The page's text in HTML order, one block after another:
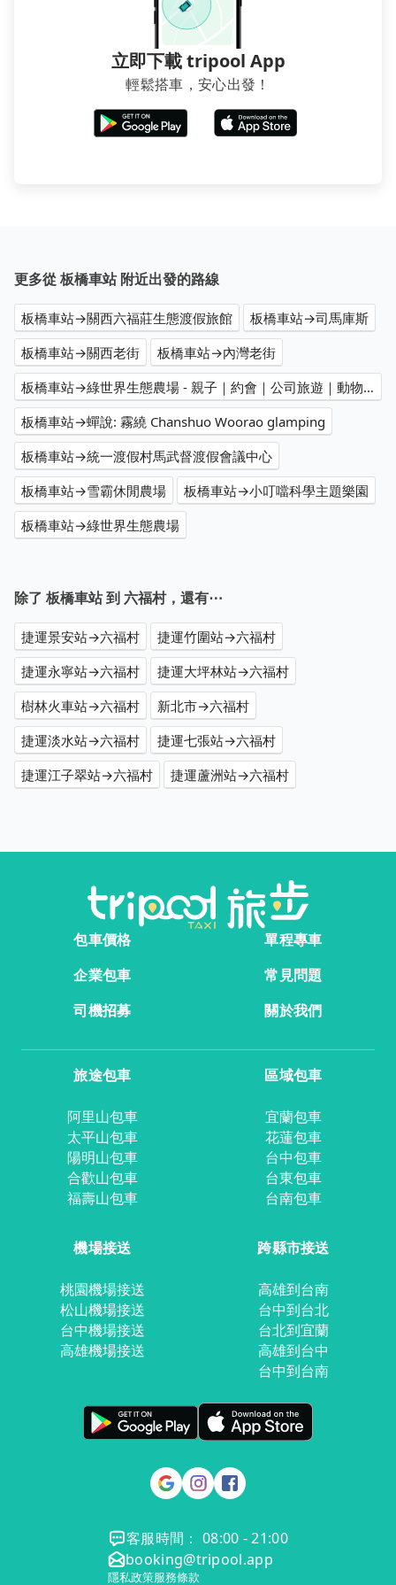
立即下載 tripool App
輕鬆搭車，安心出發！
更多從 板橋車站 附近出發的路線
板橋車站→關西六福莊生態渡假旅館
板橋車站→司馬庫斯
板橋車站→關西老街
板橋車站→內灣老街
板橋車站→綠世界生態農場 - 親子｜約會｜公司旅遊｜動物園｜遊樂園｜休閒農場｜熱門人氣｜校外教學
板橋車站→蟬說: 霧繞 Chanshuo Woorao glamping
板橋車站→統一渡假村馬武督渡假會議中心
板橋車站→雪霸休閒農場
板橋車站→小叮噹科學主題樂園
板橋車站→綠世界生態農場
除了 板橋車站 到 六福村，還有⋯
捷運景安站→六福村
捷運竹圍站→六福村
捷運永寧站→六福村
捷運大坪林站→六福村
樹林火車站→六福村
新北市→六福村
捷運淡水站→六福村
捷運七張站→六福村
捷運江子翠站→六福村
捷運蘆洲站→六福村
包車價格
單程專車
企業包車
常見問題
司機招募
關於我們
旅途包車
阿里山包車
太平山包車
陽明山包車
合歡山包車
福壽山包車
區域包車
宜蘭包車
花蓮包車
台中包車
台東包車
台南包車
機場接送
桃園機場接送
松山機場接送
台中機場接送
高雄機場接送
跨縣市接送
高雄到台南
台中到台北
台北到宜蘭
高雄到台中
台中到台南
客服時間： 08:00 - 21:00
booking@tripool.app
隱私政策服務條款